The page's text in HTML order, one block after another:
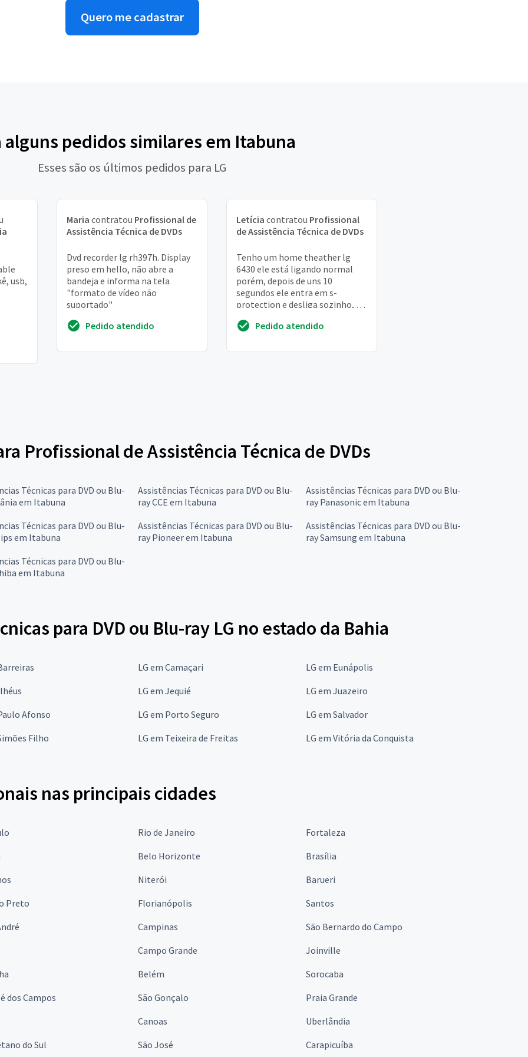
Quero me cadastrar
alguns pedidos similares em Itabuna
Esses são os últimos pedidos para LG
usb,
Maria contratou Profissional de
Assistência Técnica de DVDs
Dvd recorder lg rh397h. Display
preso em hello, não abre a
bandeja e informa na tela
"formato de vídeo não
suportado"
Pedido atendido
Letícia contratou Profissional
de Assistência Técnica de DVDs
Tenho um home theather lg
6430 ele está ligando normal
porém, depois de uns 10
segundos ele entra em s-
protection e desliga sozinho, se
agradeço ****26 tel:
Pedido atendido
Profissional de Assistência Técnica de DVDs
Técnicas para DVD ou Blu-
em Itabuna
Assistências Técnicas para DVD ou Blu-
ray CCE em Itabuna
Assistências Técnicas para DVD ou Blu-
ray Panasonic em Itabuna
Técnicas para DVD ou Blu-
em Itabuna
Assistências Técnicas para DVD ou Blu-
ray Pioneer em Itabuna
Assistências Técnicas para DVD ou Blu-
ray Samsung em Itabuna
Técnicas para DVD ou Blu-
em Itabuna
para DVD ou Blu-ray LG no estado da Bahia
LG em Camaçari
LG em Eunápolis
LG em Jequié
LG em Juazeiro
Afonso
LG em Porto Seguro
LG em Salvador
Filho
LG em Teixeira de Freitas LG em Vitória da Conquista
nas principais cidades
Rio de Janeiro
Fortaleza
Belo Horizonte
Brasília
Niterói
Barueri
Preto
Florianópolis
Santos
Campinas
São Bernardo do Campo
Campo Grande
Joinville
Belém
Sorocaba
dos Campos
São Gonçalo
Praia Grande
Canoas
Uberlândia
do Sul
São José Carapicuíba